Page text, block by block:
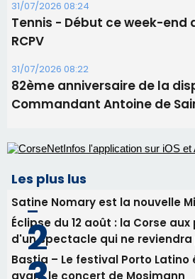
projection sous les étoiles
06/08/2026 15:04
Alata - Soirée Tango
Benedetto
05/08/2026 09:53
procession le 14 août
31/07/2026 08:24
Tennis - Début ce week-end
RCPV
31/07/2026 08:22
82ème anniversaire de la
Commandant Antoine de